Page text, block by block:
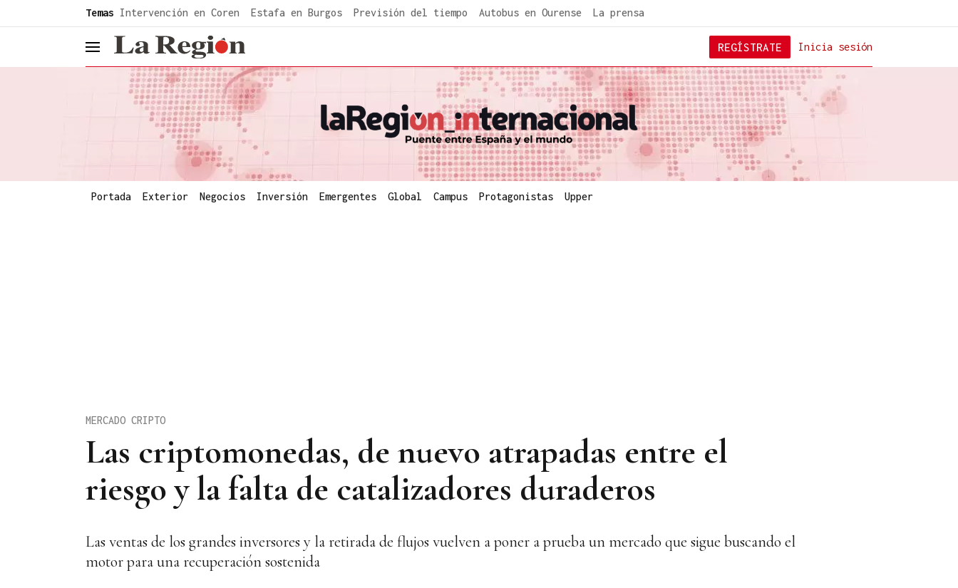
Temas Intervención en Coren Estafa en Burgos Previsión del tiempo Autobus en Ourense La prensa
header.menu.open Inicia sesión
REGÍSTRATE
Portada Exterior Negocios Inversión Emergentes Global Campus Protagonistas Upper
Las criptomonedas, de nuevo atrapadas entre el
riesgo y la falta de catalizadores duraderos
MERCADO CRIPTO
Las ventas de los grandes inversores y la retirada de flujos vuelven a poner a prueba un mercado que sigue buscando el
motor para una recuperación sostenida